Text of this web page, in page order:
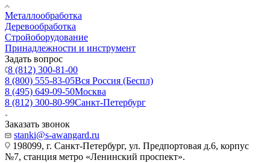
Металлообработка
Деревообработка
Стройоборудование
Принадлежности и инструмент
Задать вопрос
8 (812) 300-81-00
8 (800) 555-83-05Вся Россия (Беспл)
8 (495) 649-09-50Москва
8 (812) 300-80-99Санкт-Петербург
Заказать звонок
stanki@s-awangard.ru
198099, г. Санкт-Петербург, ул. Предпортовая д.6, корпус
№7, станция метро «Ленинский проспект».